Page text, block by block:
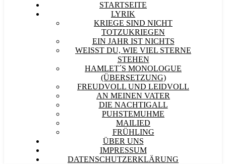
STARTSEITE
LYRIK
KRIEGE SIND NICHT
TOTZUKRIEGEN
EIN JAHR IST NICHTS
WEISST DU, WIE VIEL STERNE S
TEHEN
HAMLET´S MONOLOGUE
(ÜBERSETZUNG)
FREUDVOLL UND LEIDVOLL
AN MEINEN VATER
DIE NACHTIGALL
PUHSTEMUHME
MAILIED
FRÜHLING
ÜBER UNS
IMPRESSUM
DATENSCHUTZERKLÄRUNG